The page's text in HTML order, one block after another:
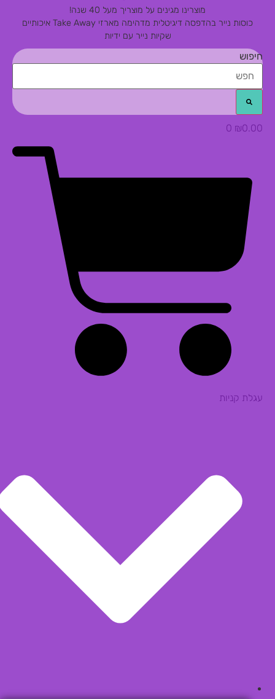
מוצרינו מגינים על מוצריך מעל 40 שנה!
כוסות נייר בהדפסה דיגיטלית מדהימהמארזי Take Away איכותיים
שקיות נייר עם ידיות
חיפוש
₪0.00
0
עגלת קניות